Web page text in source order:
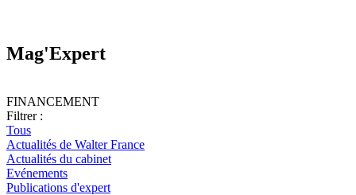
Mag'Expert
FINANCEMENT
Filtrer :
Tous
Actualités de Walter France
Actualités du cabinet
Evénements
Publications d'expert